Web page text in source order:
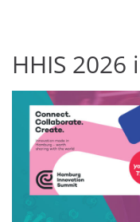
HHIS